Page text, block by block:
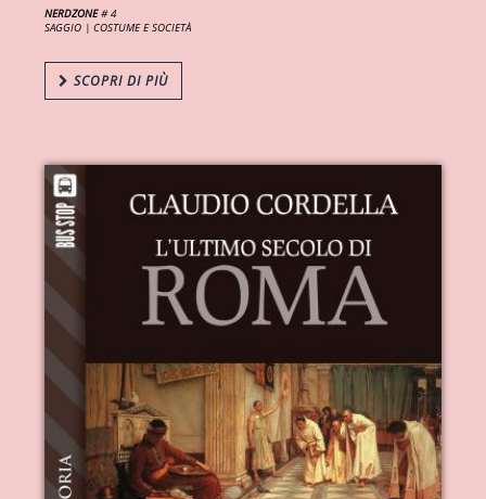
NERDZONE# 4
SAGGIO |COSTUME E SOCIETÀ
SCOPRI DI PIÙ